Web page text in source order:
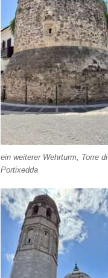
ein weiterer Wehrturm, Torre di
Portixedda